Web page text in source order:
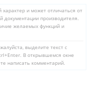
и может отличаться от
документации производителя.
желаемых функций и
выделите текст с
В открывшемся окне
написать комментарий.